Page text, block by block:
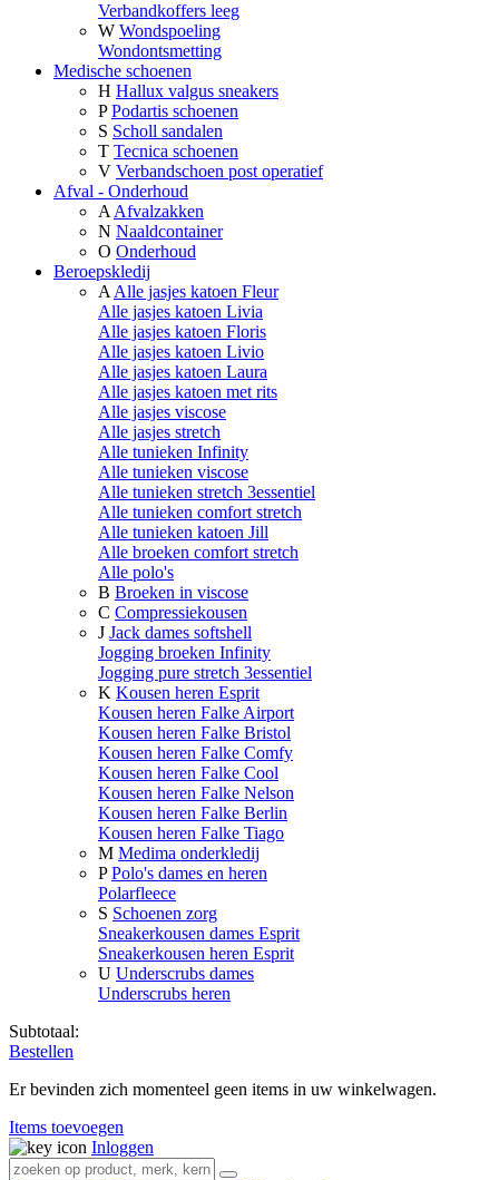
Verbandkoffers leeg
W Wondspoeling
Wondontsmetting
Medische schoenen
H Hallux valgus sneakers
P Podartis schoenen
S Scholl sandalen
T Tecnica schoenen
V Verbandschoen post operatief
Afval - Onderhoud
A Afvalzakken
N Naaldcontainer
O Onderhoud
Beroepskledij
A Alle jasjes katoen Fleur
Alle jasjes katoen Livia
Alle jasjes katoen Floris
Alle jasjes katoen Livio
Alle jasjes katoen Laura
Alle jasjes katoen met rits
Alle jasjes viscose
Alle jasjes stretch
Alle tunieken Infinity
Alle tunieken viscose
Alle tunieken stretch 3essentiel
Alle tunieken comfort stretch
Alle tunieken katoen Jill
Alle broeken comfort stretch
Alle polo's
B Broeken in viscose
C Compressiekousen
J Jack dames softshell
Jogging broeken Infinity
Jogging pure stretch 3essentiel
K Kousen heren Esprit
Kousen heren Falke Airport
Kousen heren Falke Bristol
Kousen heren Falke Comfy
Kousen heren Falke Cool
Kousen heren Falke Nelson
Kousen heren Falke Berlin
Kousen heren Falke Tiago
M Medima onderkledij
P Polo's dames en heren
Polarfleece
S Schoenen zorg
Sneakerkousen dames Esprit
Sneakerkousen heren Esprit
U Underscrubs dames
Underscrubs heren
Subtotaal:
Bestellen
Er bevinden zich momenteel geen items in uw winkelwagen.
Items toevoegen
Inloggen